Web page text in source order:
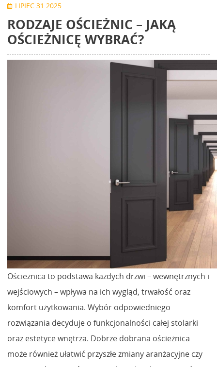
LIPIEC 31 2025
RODZAJE OŚCIEŻNIC – JAKĄ
OŚCIEŻNICĘ WYBRAĆ?
Ościeżnica to podstawa każdych drzwi – wewnętrznych i
wejściowych – wpływa na ich wygląd, trwałość oraz
komfort użytkowania. Wybór odpowiedniego
rozwiązania decyduje o funkcjonalności całej stolarki
oraz estetyce wnętrza. Dobrze dobrana ościeżnica
może również ułatwić przyszłe zmiany aranżacyjne czy